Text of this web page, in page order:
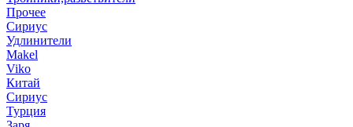
Прочее
Сириус
Удлинители
Makel
Viko
Китай
Сириус
Турция